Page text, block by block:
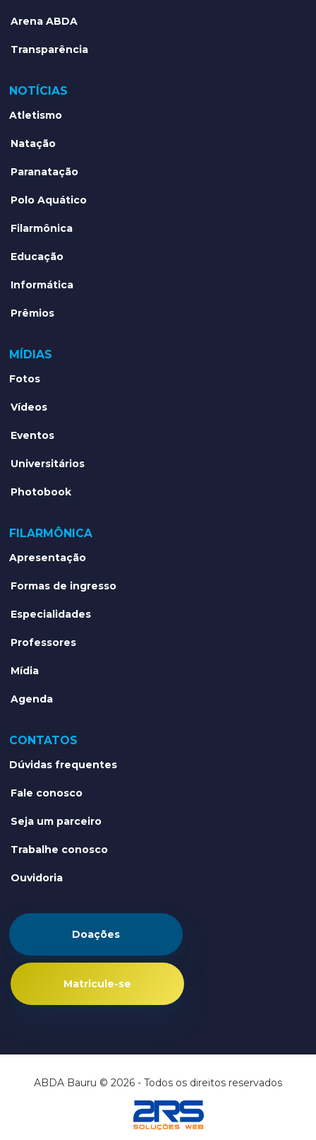
Arena ABDA
Transparência
NOTÍCIAS
Atletismo
Natação
Paranatação
Polo Aquático
Filarmônica
Educação
Informática
Prêmios
MÍDIAS
Fotos
Vídeos
Eventos
Universitários
Photobook
FILARMÔNICA
Apresentação
Formas de ingresso
Especialidades
Professores
Mídia
Agenda
CONTATOS
Dúvidas frequentes
Fale conosco
Seja um parceiro
Trabalhe conosco
Ouvidoria
Doações
Matricule-se
ABDA Bauru © 2026 - Todos os direitos reservados